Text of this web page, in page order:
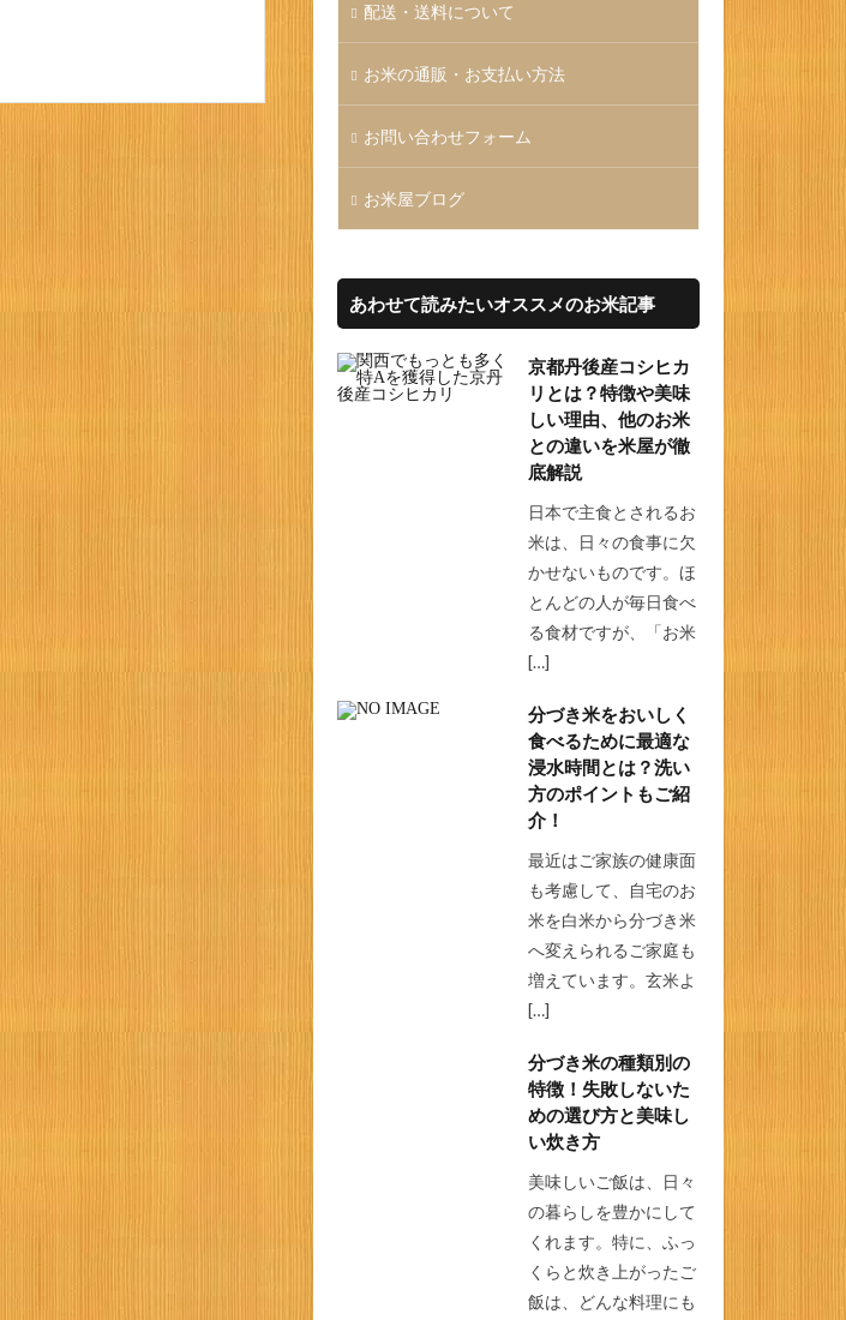
配送・送料について
お米の通販・お支払い方法
お問い合わせフォーム
お米屋ブログ
あわせて読みたいオススメのお米記事
京都丹後産コシヒカ
リとは？特徴や美味
しい理由、他のお米
との違いを米屋が徹
底解説
日本で主食とされるお
米は、日々の食事に欠
かせないものです。ほ
とんどの人が毎日食べ
る食材ですが、「お米
[…]
分づき米をおいしく
食べるために最適な
浸水時間とは？洗い
方のポイントもご紹
介！
最近はご家族の健康面
も考慮して、自宅のお
米を白米から分づき米
へ変えられるご家庭も
増えています。玄米よ
[…]
分づき米の種類別の
特徴！失敗しないた
めの選び方と美味し
い炊き方
美味しいご飯は、日々
の暮らしを豊かにして
くれます。特に、ふっ
くらと炊き上がったご
飯は、どんな料理にも